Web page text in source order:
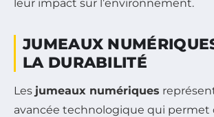
leur impact sur l’environnement.
JUMEAUX
LA DURABILITÉ
Les jumeaux numériques
avancée technologique qui permet